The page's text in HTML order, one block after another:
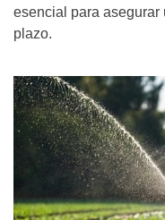
esencial para
plazo.